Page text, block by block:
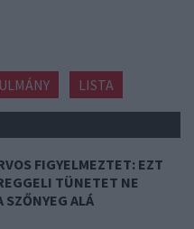
LISTA
FIGYELMEZTET: EZT
TÜNETET NE
SZŐNYEG ALÁ